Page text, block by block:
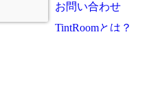
お問い合わせ
TintRoomとは？